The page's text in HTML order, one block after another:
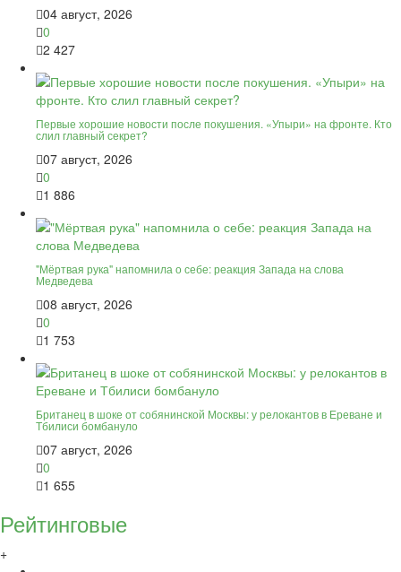
04 август, 2026
0
2 427
Первые хорошие новости после покушения. «Упыри» на фронте. Кто
слил главный секрет?
07 август, 2026
0
1 886
"Мёртвая рука" напомнила о себе: реакция Запада на слова
Медведева
08 август, 2026
0
1 753
Британец в шоке от собянинской Москвы: у релокантов в Ереване и
Тбилиси бомбануло
07 август, 2026
0
1 655
Рейтинговые
+